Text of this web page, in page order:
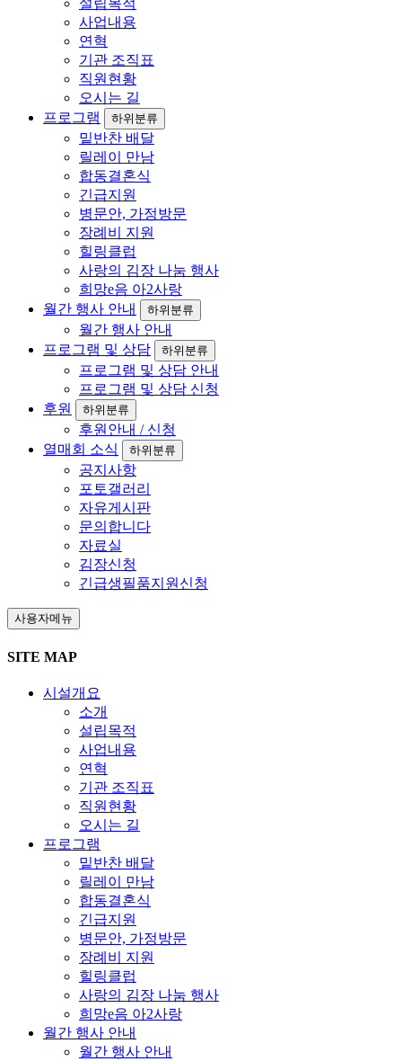
설립목적
사업내용
연혁
기관 조직표
직원현황
오시는 길
프로그램
하위분류
밑반찬 배달
릴레이 만남
합동결혼식
긴급지원
병문안, 가정방문
장례비 지원
힐링클럽
사랑의 김장 나눔 행사
희망e음 아2사랑
월간 행사 안내
하위분류
월간 행사 안내
프로그램 및 상담
하위분류
프로그램 및 상담 안내
프로그램 및 상담 신청
후원
하위분류
후원안내 / 신청
열매회 소식
하위분류
공지사항
포토갤러리
자유게시판
문의합니다
자료실
김장신청
긴급생필품지원신청
사용자메뉴
SITE MAP
시설개요
소개
설립목적
사업내용
연혁
기관 조직표
직원현황
오시는 길
프로그램
밑반찬 배달
릴레이 만남
합동결혼식
긴급지원
병문안, 가정방문
장례비 지원
힐링클럽
사랑의 김장 나눔 행사
희망e음 아2사랑
월간 행사 안내
월간 행사 안내